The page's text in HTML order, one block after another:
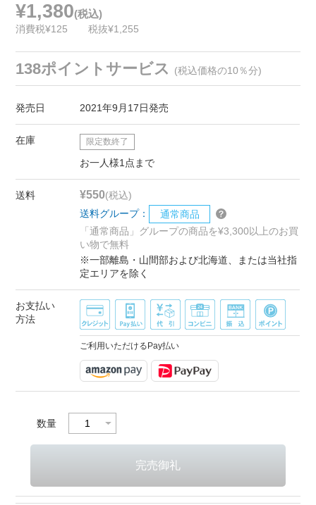
¥1,380(税込)
消費税¥125 税抜¥1,255
138ポイントサービス (税込価格の10％分)
発売日 2021年9月17日発売
在庫 限定数終了
お一人様1点まで
送料 ¥550(税込)
送料グループ：
通常商品
「通常商品」グループの商品を¥3,300以上のお買
い物で無料
※一部離島・山間部および北海道、または当社指
定エリアを除く
お支払い
方法
ご利用いただけるPay払い
数量